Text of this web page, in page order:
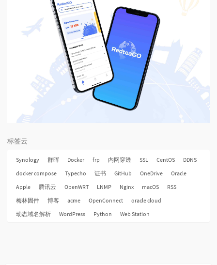
标签云
Synology 群晖 Docker frp 内网穿透 SSL CentOS
DDNS
docker compose
Typecho 证书 GitHub OneDrive
Oracle
Apple
腾讯云 OpenWRT LNMP Nginx macOS
RSS
梅林固件
博客 acme OpenConnect
oracle cloud
动态域名解析
WordPress Python Web Station